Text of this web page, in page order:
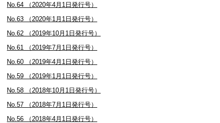
No.64 （2020年4月1日発行号）
No.63 （2020年1月1日発行号）
No.62 （2019年10月1日発行号）
No.61 （2019年7月1日発行号）
No.60 （2019年4月1日発行号）
No.59 （2019年1月1日発行号）
No.58 （2018年10月1日発行号）
No.57 （2018年7月1日発行号）
No.56 （2018年4月1日発行号）